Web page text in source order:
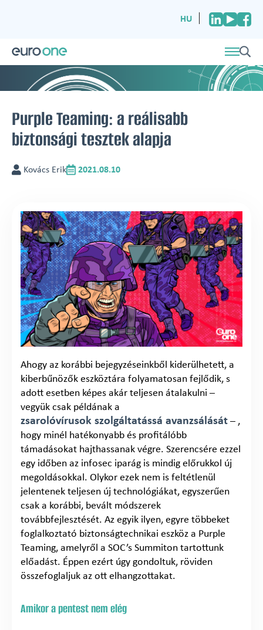
HU
Purple Teaming: a reálisabb
biztonsági tesztek alapja
Kovács Erik 2021.08.10
Ahogy az korábbi bejegyzéseinkből kiderülhetett, a
kiberbűnözők eszköztára folyamatosan fejlődik, s
adott esetben képes akár teljesen átalakulni –
vegyük csak példának a
zsarolóvírusok szolgáltatássá avanzsálását – ,
hogy minél hatékonyabb és profitálóbb
támadásokat hajthassanak végre. Szerencsére ezzel
egy időben az infosec iparág is mindig előrukkol új
megoldásokkal. Olykor ezek nem is feltétlenül
jelentenek teljesen új technológiákat, egyszerűen
csak a korábbi, bevált módszerek
továbbfejlesztését. Az egyik ilyen, egyre többeket
foglalkoztató biztonságtechnikai eszköz a Purple
Teaming, amelyről a SOC’s Summiton tartottunk
előadást. Éppen ezért úgy gondoltuk, röviden
összefoglaljuk az ott elhangzottakat.
Amikor a pentest nem elég